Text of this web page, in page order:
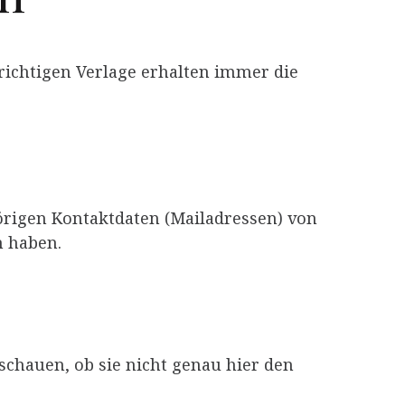
Verlage erhalten immer die
Kontaktdaten (Mailadressen) von
ob sie nicht genau hier den